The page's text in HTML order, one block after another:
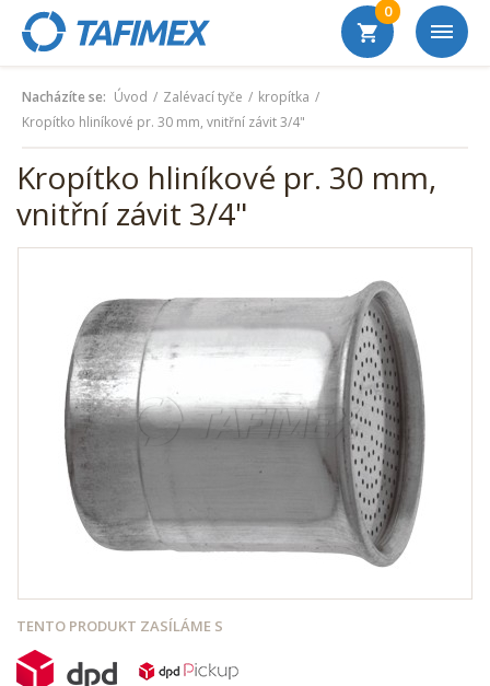
0
Nacházíte se: Úvod Zalévací tyče
kropítka
Kropítko hliníkové pr. 30 mm, vnitřní závit 3/4"
Kropítko hliníkové pr. 30 mm,
vnitřní závit 3/4"
TENTO PRODUKT ZASÍLÁME S